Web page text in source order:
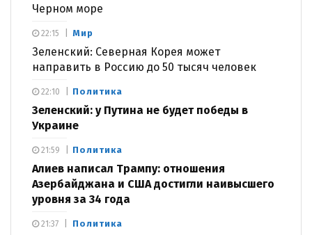
Черном море
Мир
Зеленский: Северная Корея может
направить в Россию до 50 тысяч человек
22:15
Политика
Зеленский: у Путина не будет победы в
Украине
22:10
Политика
Алиев написал Трампу: отношения
Азербайджана и США достигли наивысшего
уровня за 34 года
21:59
Политика
21:37